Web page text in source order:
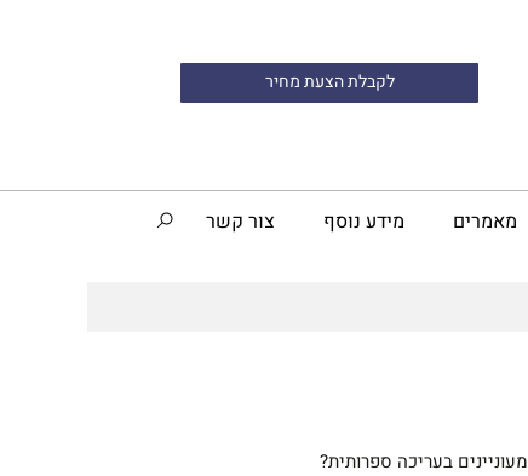
לקבלת הצעת מחיר
מאמרים מידע נוסף צור קשר
מעוניינים בעריכה ספרותית?